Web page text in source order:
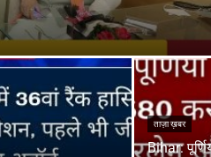
ताज़ा ख़बर
Bihar: